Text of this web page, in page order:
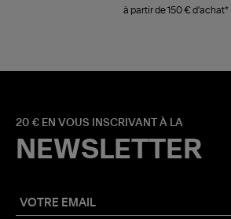
à partir de 150 € d'achat*
20 € EN VOUS INSCRIVANT À LA
NEWSLETTER